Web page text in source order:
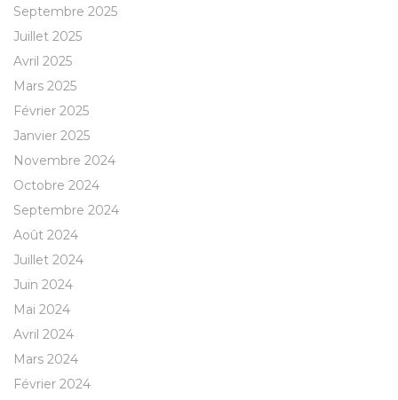
Septembre 2025
Juillet 2025
Avril 2025
Mars 2025
Février 2025
Janvier 2025
Novembre 2024
Octobre 2024
Septembre 2024
Août 2024
Juillet 2024
Juin 2024
Mai 2024
Avril 2024
Mars 2024
Février 2024